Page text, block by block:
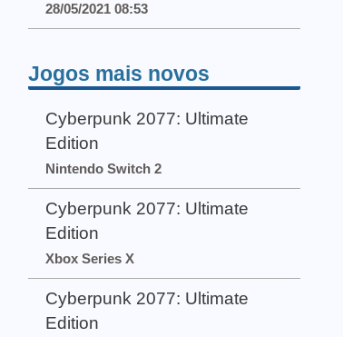
28/05/2021 08:53
Jogos mais novos
Cyberpunk 2077: Ultimate
Edition
Nintendo Switch 2
Cyberpunk 2077: Ultimate
Edition
Xbox Series X
Cyberpunk 2077: Ultimate
Edition